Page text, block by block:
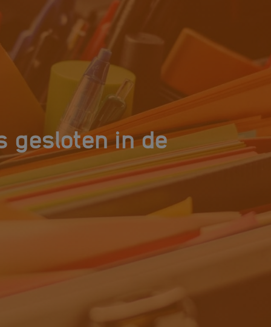
gesloten in de